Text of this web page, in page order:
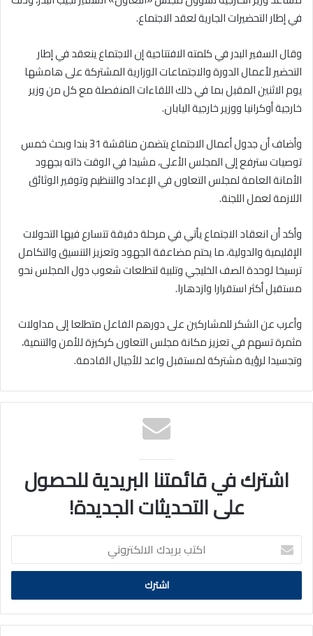
في إطار التحضيرات الجارية لعقد الاجتماع.
وقال السفير البدر في كلمته الافتتاحية إن الاجتماع ينعقد في إطار
التحضير لأعمال الدورة والاجتماعات الوزارية المشتركة على هامشها
يوم الاثنين المقبل بما في ذلك اللقاءات المنفصلة مع كل من وزير
خارجية أوكرانيا ووزير خارجية اليابان.
وأضاف أن جدول أعمال الاجتماع يتضمن مناقشة 31 بندا وبحث خمس
توصيات سترفع إلى المجلس الأعلى، مشيدا في الوقت ذاته بجهود
الأمانة العامة لمجلس التعاون في الإعداد والتنظيم وتوفير الوثائق
اللازمة لعمل اللجنة.
وأكد أن انعقاد الاجتماع يأتي في مرحلة دقيقة تتسارع فيها التحولات
الإقليمية والدولية، ما يحتم مضاعفة الجهود وتعزيز التنسيق والتكامل
ترسيخا لوحدة الصف الخليجي وتلبية لتطلعات شعوب دول المجلس نحو
مستقبل أكثر استقرارا وازدهارا.
وأعرب عن الشكر للمشاركين على دورهم الفاعل متطلعا إلى مداولات
مثمرة تسهم في تعزيز مكانة مجلس التعاون كركيزة للأمن والتنمية،
وتجسيدا لرؤية مشتركة لمستقبل واعد للأجيال القادمة.
اشترك في قائمتنا البريدية للحصول
على التحديثات الجديدة!
اكتب
بريدك
الالكتروني